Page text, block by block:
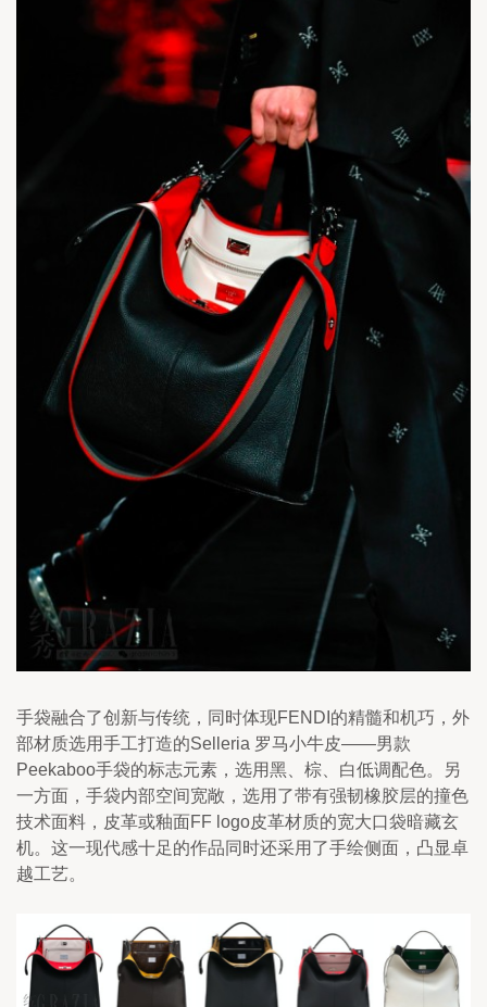
手袋融合了创新与传统，同时体现FENDI的精髓和机巧，外
部材质选用手工打造的Selleria 罗马小牛皮——男款
Peekaboo手袋的标志元素，选用黑、棕、白低调配色。另
一方面，手袋内部空间宽敞，选用了带有强韧橡胶层的撞色
技术面料，皮革或釉面FF logo皮革材质的宽大口袋暗藏玄
机。这一现代感十足的作品同时还采用了手绘侧面，凸显卓
越工艺。